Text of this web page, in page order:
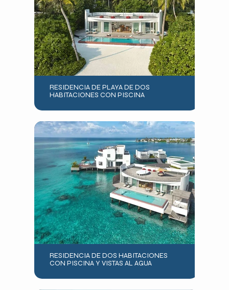
RESIDENCIA DE PLAYA DE DOS
HABITACIONES CON PISCINA
RESIDENCIA DE DOS HABITACIONES
CON PISCINA Y VISTAS AL AGUA